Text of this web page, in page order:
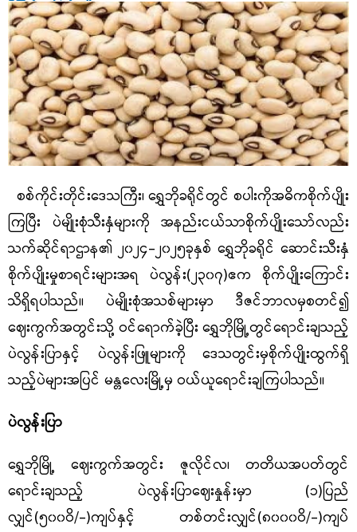
စစ်ကိုင်းတိုင်းဒေသကြီး၊ ရွှေဘိုခရိုင်တွင် စပါးကိုအဓိကစိုက်ပျိုး
ကြပြီး ပဲမျိုးစုံသီးနှံများကို အနည်းငယ်သာစိုက်ပျိုးသော်လည်း
သက်ဆိုင်ရာဌာန၏ ၂၀၂၄- ၂၀၂၅ခုနှစ် ရွှေဘိုခရိုင် ဆောင်းသီးနှံ
စိုက်ပျိုးမှုစာရင်းများအရ ပဲလွန်း( ၂၃၀၇)ဧက စိုက်ပျိုးကြောင်း
သိရှိရပါသည်။ ပဲမျိုးစုံအသစ်များမှာ ဒီဇင်ဘာလမှစတင်၍
ဈေးကွက်အတွင်းသို့ ဝင်ရောက်ခဲ့ပြီး ရွှေဘိုမြို့တွင်ရောင်းချသည့်
ပဲလွန်းပြာနှင့် ပဲလွန်းဖြူများကို ဒေသတွင်းမှစိုက်ပျိုးထွက်ရှိ
သည့်ပဲများအပြင် မန္တလေးမြို့မှ ဝယ်ယူရောင်းချကြပါသည်။
ပဲလွန်းပြာ
ရွှေဘိုမြို့ ဈေးကွက်အတွင်း ဇူလိုင်လ၊ တတိယအပတ်တွင်
ရောင်းချသည့် ပဲလွန်းပြာဈေးနှုန်းမှာ (၁)ပြည်
လျှင်(၅၀၀ဝိ/-)ကျပ်နှင့် တစ်တင်းလျှင်(၈၀၀၀ဝိ/-)ကျပ်